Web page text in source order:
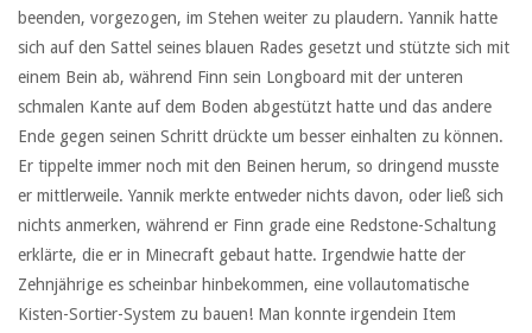
beenden, vorgezogen, im Stehen weiter zu plaudern. Yannik hatte
sich auf den Sattel seines blauen Rades gesetzt und stützte sich mit
einem Bein ab, während Finn sein Longboard mit der unteren
schmalen Kante auf dem Boden abgestützt hatte und das andere
Ende gegen seinen Schritt drückte um besser einhalten zu können.
Er tippelte immer noch mit den Beinen herum, so dringend musste
er mittlerweile. Yannik merkte entweder nichts davon, oder ließ sich
nichts anmerken, während er Finn grade eine Redstone-Schaltung
erklärte, die er in Minecraft gebaut hatte. Irgendwie hatte der
Zehnjährige es scheinbar hinbekommen, eine vollautomatische
Kisten-Sortier-System zu bauen! Man konnte irgendein Item